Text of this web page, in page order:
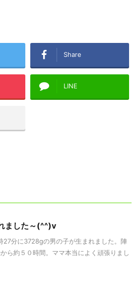
Share
LINE
ました～(^^)v
27分に3728gの男の子が生まれました。陣
ら約５０時間。ママ本当によく頑張りまし